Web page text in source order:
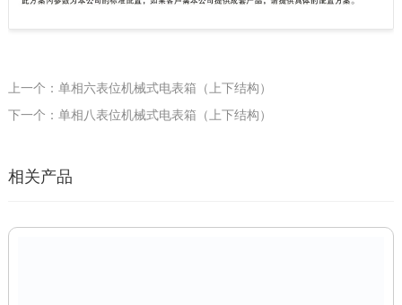
上一个：单相六表位机械式电表箱（上下结构）
下一个：单相八表位机械式电表箱（上下结构）
相关产品